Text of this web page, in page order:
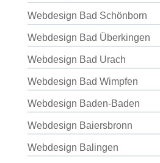
Webdesign Bad Schönborn
Webdesign Bad Überkingen
Webdesign Bad Urach
Webdesign Bad Wimpfen
Webdesign Baden-Baden
Webdesign Baiersbronn
Webdesign Balingen